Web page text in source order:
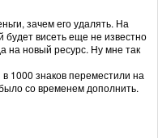
зачем его удалять. На
висеть еще не известно
на новый ресурс. Ну мне так
1000 знаков переместили на
со временем дополнить.